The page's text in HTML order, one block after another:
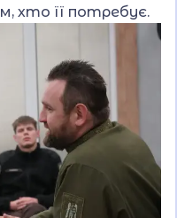
хто її потребує.